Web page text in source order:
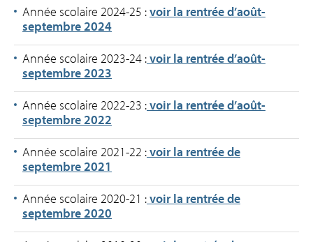
Année scolaire 2024-25 :voir la rentrée d’août-
septembre 2024
Année scolaire 2023-24 :voir la rentrée d’août-
septembre 2023
Année scolaire 2022-23 :voir la rentrée d’août-
septembre 2022
Année scolaire 2021-22 :voir la rentrée de
septembre 2021
Année scolaire 2020-21 :voir la rentrée de
septembre 2020